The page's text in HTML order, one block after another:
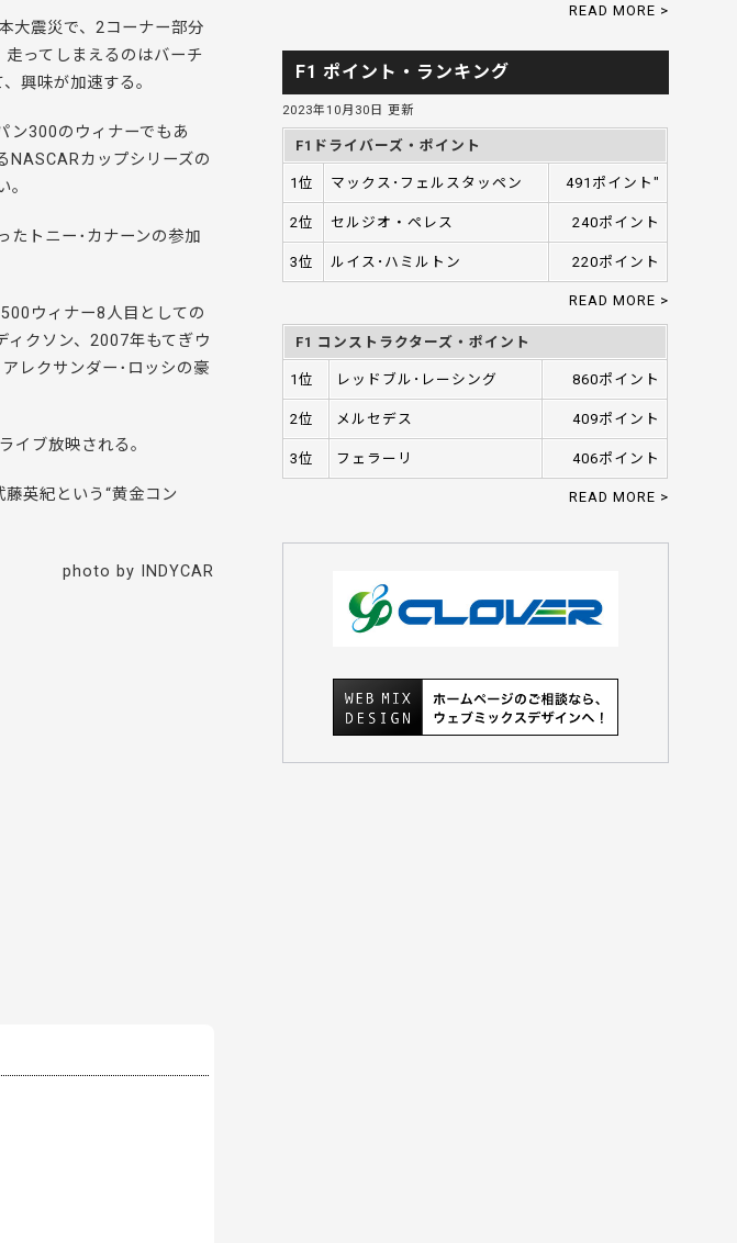
大震災で、2コーナー部分
ってしまえるのはバーチ
興味が加速する。
ン300のウィナーでもあ
カップシリーズの
たトニー･カナーンの参加
ウィナー8人目としての
クソン、2007年もてぎウ
レクサンダー･ロッシの豪
イブ放映される。
英紀という“黄金コン
photo by INDYCAR
READ MORE >
F1 ポイント・ランキング
2023年10月30日 更新
F1ドライバーズ・ポイント
1位 マックス･フェルスタッペン 491ポイント"
2位 セルジオ・ペレス 240ポイント
3位 ルイス･ハミルトン 220ポイント
READ MORE >
F1 コンストラクターズ・ポイント
1位 レッドブル･レーシング 860ポイント
2位 メルセデス 409ポイント
3位 フェラーリ 406ポイント
READ MORE >